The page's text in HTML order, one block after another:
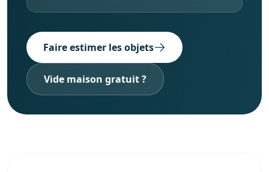
Faire estimer les objets
Vide maison gratuit ?